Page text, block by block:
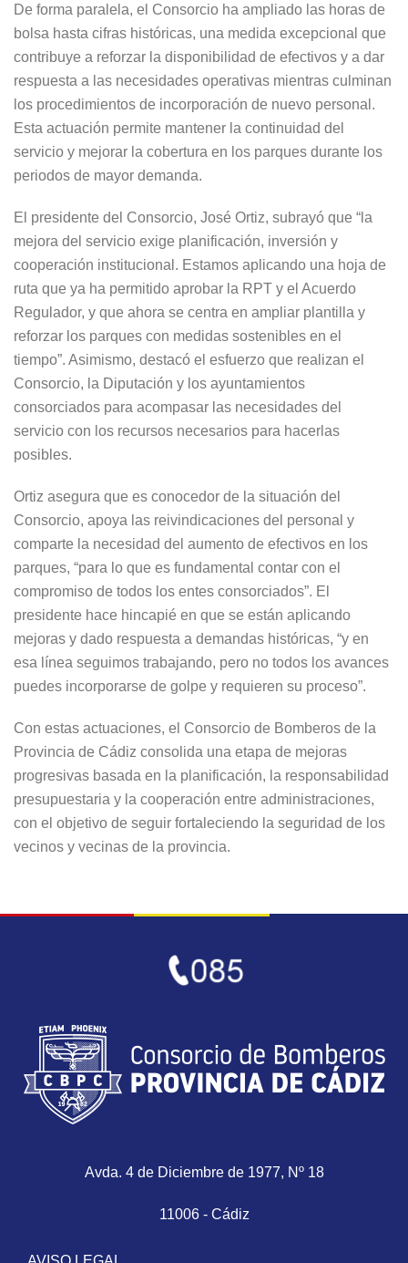
De forma paralela, el Consorcio ha ampliado las horas de
bolsa hasta cifras históricas, una medida excepcional que
contribuye a reforzar la disponibilidad de efectivos y a dar
respuesta a las necesidades operativas mientras culminan
los procedimientos de incorporación de nuevo personal.
Esta actuación permite mantener la continuidad del
servicio y mejorar la cobertura en los parques durante los
periodos de mayor demanda.
El presidente del Consorcio, José Ortiz, subrayó que “la
mejora del servicio exige planificación, inversión y
cooperación institucional. Estamos aplicando una hoja de
ruta que ya ha permitido aprobar la RPT y el Acuerdo
Regulador, y que ahora se centra en ampliar plantilla y
reforzar los parques con medidas sostenibles en el
tiempo”. Asimismo, destacó el esfuerzo que realizan el
Consorcio, la Diputación y los ayuntamientos
consorciados para acompasar las necesidades del
servicio con los recursos necesarios para hacerlas
posibles.
Ortiz asegura que es conocedor de la situación del
Consorcio, apoya las reivindicaciones del personal y
comparte la necesidad del aumento de efectivos en los
parques, “para lo que es fundamental contar con el
compromiso de todos los entes consorciados”. El
presidente hace hincapié en que se están aplicando
mejoras y dado respuesta a demandas históricas, “y en
esa línea seguimos trabajando, pero no todos los avances
puedes incorporarse de golpe y requieren su proceso”.
Con estas actuaciones, el Consorcio de Bomberos de la
Provincia de Cádiz consolida una etapa de mejoras
progresivas basada en la planificación, la responsabilidad
presupuestaria y la cooperación entre administraciones,
con el objetivo de seguir fortaleciendo la seguridad de los
vecinos y vecinas de la provincia.
Avda. 4 de Diciembre de 1977, Nº 18
11006 - Cádiz